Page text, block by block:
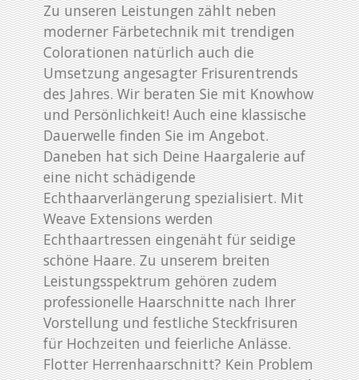
Zu unseren Leistungen zählt neben
moderner Färbetechnik mit trendigen
Colorationen natürlich auch die
Umsetzung angesagter Frisurentrends
des Jahres. Wir beraten Sie mit Knowhow
und Persönlichkeit! Auch eine klassische
Dauerwelle finden Sie im Angebot.
Daneben hat sich Deine Haargalerie auf
eine nicht schädigende
Echthaarverlängerung spezialisiert. Mit
Weave Extensions werden
Echthaartressen eingenäht für seidige
schöne Haare. Zu unserem breiten
Leistungsspektrum gehören zudem
professionelle Haarschnitte nach Ihrer
Vorstellung und festliche Steckfrisuren
für Hochzeiten und feierliche Anlässe.
Flotter Herrenhaarschnitt? Kein Problem